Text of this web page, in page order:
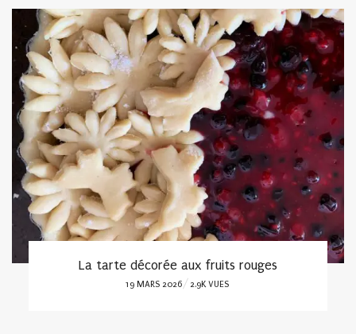
La tarte décorée aux fruits rouges
POSTED
19 MARS 2026 2.9K VUES